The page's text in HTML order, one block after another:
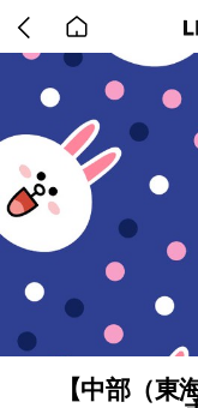
back
to
home
【中部（